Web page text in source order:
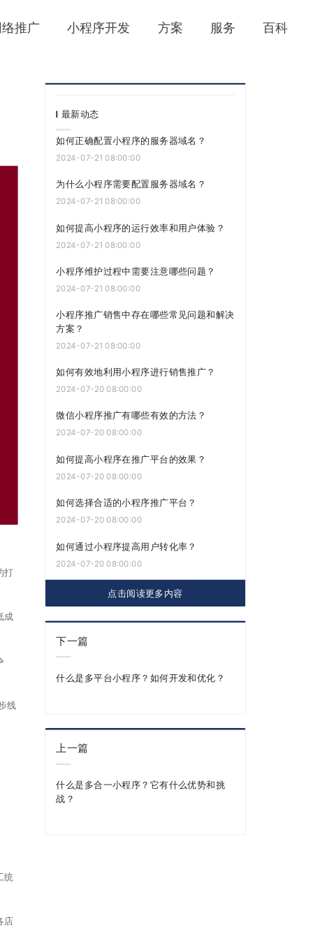
推广 小程序开发 方案 服务 百科
打
成
线
统
店
最新动态
如何正确配置小程序的服务器域名？
2024-07-21 08:00:00
为什么小程序需要配置服务器域名？
2024-07-21 08:00:00
如何提高小程序的运行效率和用户体验？
2024-07-21 08:00:00
小程序维护过程中需要注意哪些问题？
2024-07-21 08:00:00
小程序推广销售中存在哪些常见问题和解决
方案？
2024-07-21 08:00:00
如何有效地利用小程序进行销售推广？
2024-07-20 08:00:00
微信小程序推广有哪些有效的方法？
2024-07-20 08:00:00
如何提高小程序在推广平台的效果？
2024-07-20 08:00:00
如何选择合适的小程序推广平台？
2024-07-20 08:00:00
如何通过小程序提高用户转化率？
2024-07-20 08:00:00
点击阅读更多内容
下一篇
什么是多平台小程序？如何开发和优化？
上一篇
什么是多合一小程序？它有什么优势和挑
战？